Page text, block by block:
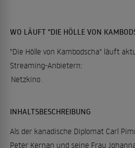
WO LÄUFT "DIE HÖLLE VON
"Die Hölle von Kambodscha" läuft
Streaming-Anbietern:
Netzkino .
INHALTSBESCHREIBUNG
Als der kanadische Diplomat Carl
Peter Kernan und seine Frau